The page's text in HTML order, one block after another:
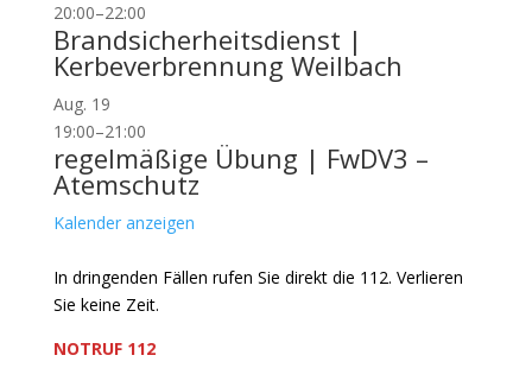
20:00–22:00
Brandsicherheitsdienst |
Kerbeverbrennung Weilbach
Aug. 19
19:00–21:00
regelmäßige Übung | FwDV3 –
Atemschutz
Kalender anzeigen
In dringenden Fällen rufen Sie direkt die 112. Verlieren
Sie keine Zeit.
NOTRUF 112